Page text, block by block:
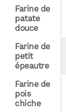
Farine de
patate
douce
Farine de
petit
épeautre
Farine de
pois
chiche